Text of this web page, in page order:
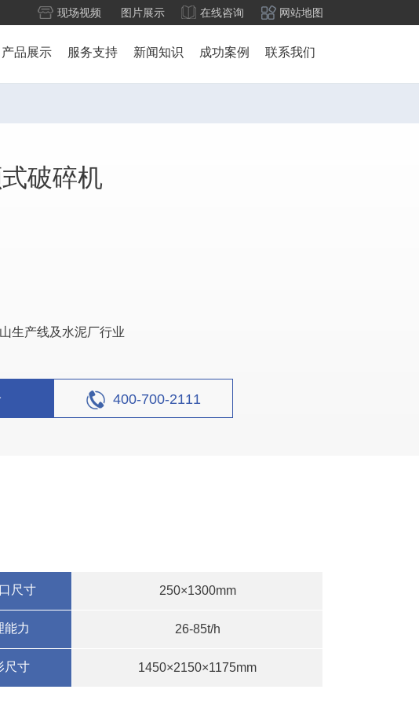
现场视频 图片展示 在线咨询 网站地图
产品展示 服务支持 新闻知识 成功案例 联系我们
破碎机
生产线及水泥厂行业
400-700-2111
尺寸 250×1300mm
能力 26-85t/h
尺寸 1450×2150×1175mm
大型碎石生产线案例
理
生产线